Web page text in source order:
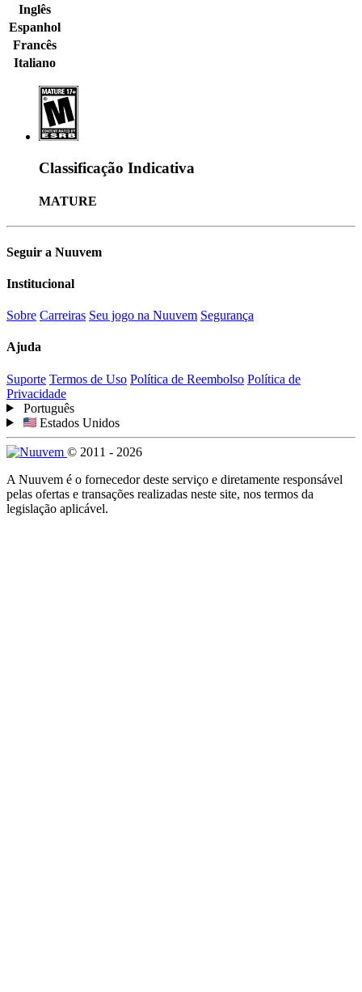
Inglês
Espanhol
Francês
Italiano
Classificação Indicativa
MATURE
Seguir a Nuuvem
Institucional
Sobre Carreiras Seu jogo na Nuuvem Segurança
Ajuda
Suporte Termos de Uso Política de Reembolso Política de
Privacidade
Português
Estados Unidos
© 2011 - 2026
A Nuuvem é o fornecedor deste serviço e diretamente responsável
pelas ofertas e transações realizadas neste site, nos termos da
legislação aplicável.